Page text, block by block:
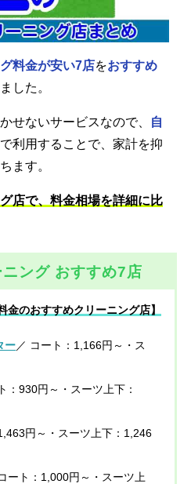
料金が安い7店をおすすめ
した。
せないサービスなので、
自
利用することで、家計を抑
ます。
店で、料金相場を詳細に比
ング おすすめ7店
金のおすすめクリーニング店】
ー／ コート：1,166円～・ス
：930円～・スーツ上下：
円～・スーツ上下：1,246
ート：1,000円～・スーツ上